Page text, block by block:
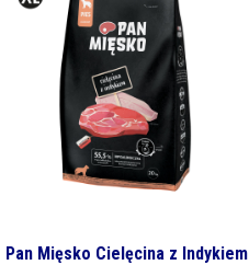
Pan Mięsko Cielęcina z Indykiem